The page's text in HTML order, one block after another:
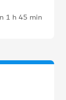
1 h 45 min